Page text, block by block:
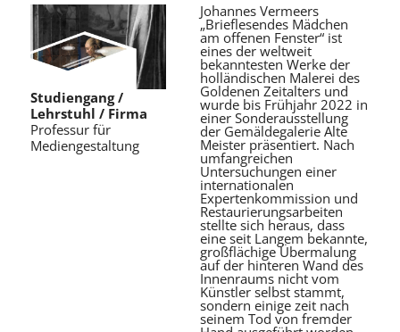
Studiengang /
Lehrstuhl / Firma
Professur für
Mediengestaltung
Johannes Vermeers
„Brieflesendes Mädchen
am offenen Fenster“ ist
eines der weltweit
bekanntesten Werke der
holländischen Malerei des
Goldenen Zeitalters und
wurde bis Frühjahr 2022 in
einer Sonderausstellung
der Gemäldegalerie Alte
Meister präsentiert. Nach
umfangreichen
Untersuchungen einer
internationalen
Expertenkommission und
Restaurierungsarbeiten
stellte sich heraus, dass
eine seit Langem bekannte,
großflächige Übermalung
auf der hinteren Wand des
Innenraums nicht vom
Künstler selbst stammt,
sondern einige zeit nach
seinem Tod von fremder